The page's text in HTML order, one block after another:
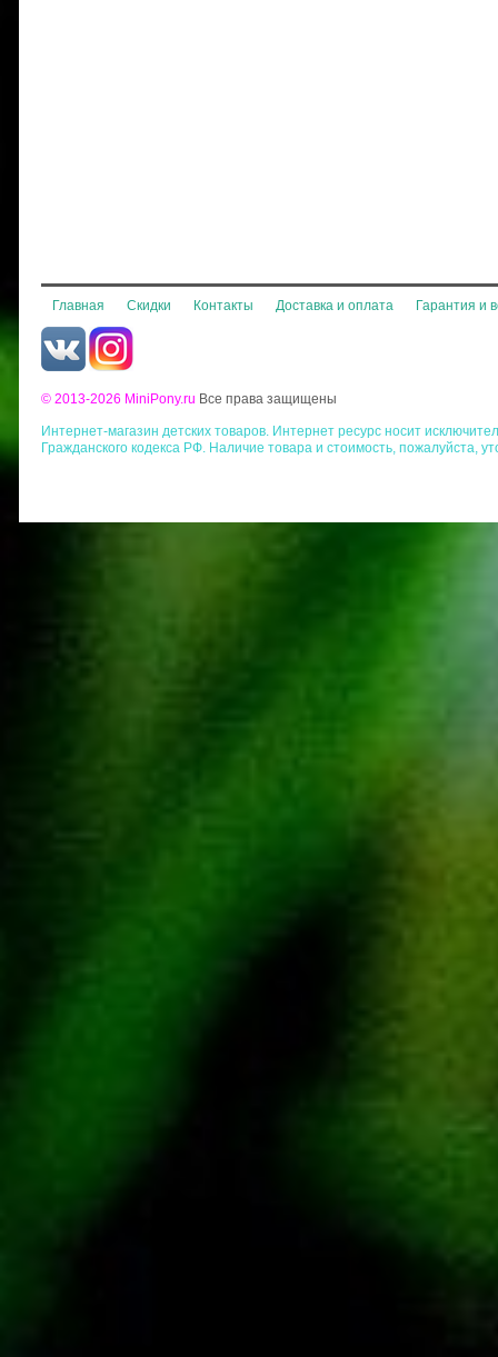
Главная Скидки Контакты Доставка и оплата Гарантия и
© 2013-2026 MiniPony.ru Все права защищены
Интернет-магазин детских товаров. Интернет ресурс носит
Гражданского кодекса РФ. Наличие товара и стоимость, пожалуйста,